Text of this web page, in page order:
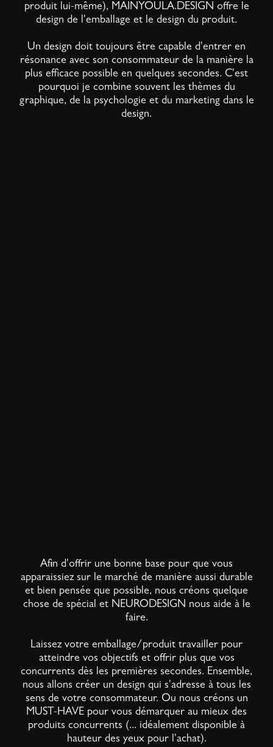
produit lui-même), MAINYOULA.DESIGN offre le
design de l'emballage et le design du produit.
Un design doit toujours être capable d'entrer en
résonance avec son consommateur de la manière la
plus efficace possible en quelques secondes. C'est
pourquoi je combine souvent les thèmes du
graphique, de la psychologie et du marketing dans le
design.
Afin d'offrir une bonne base pour que vous
apparaissiez sur le marché de manière aussi durable
et bien pensée que possible, nous créons quelque
chose de spécial et NEURODESIGN nous aide à le
faire.
Laissez votre emballage/produit travailler pour
atteindre vos objectifs et offrir plus que vos
concurrents dès les premières secondes. Ensemble,
nous allons créer un design qui s'adresse à tous les
sens de votre consommateur. Ou nous créons un
MUST-HAVE pour vous démarquer au mieux des
produits concurrents (... idéalement disponible à
hauteur des yeux pour l'achat).